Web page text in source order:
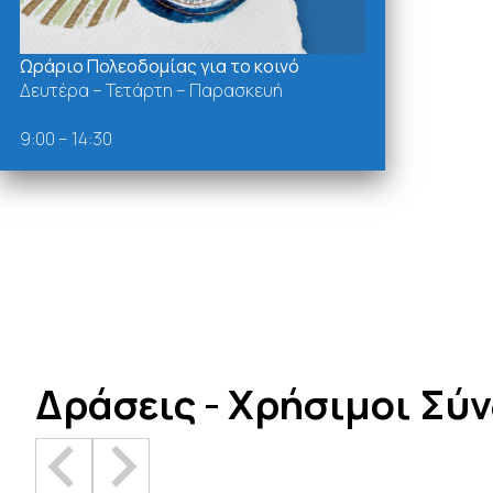
Δράσεις - Χρήσιμοι
Ωράριο Πολεοδομίας για το κοινό
Δευτέρα – Τετάρτη – Παρασκευή
9:00 – 14:30